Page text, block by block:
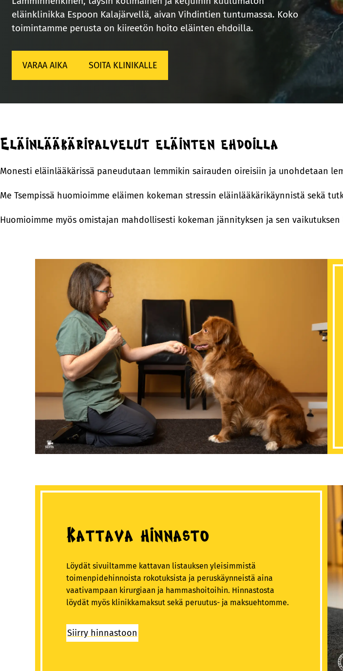
eläinklinikka Espoon Kalajärvellä, aivan Vihdintien tuntumassa. Koko
toimintamme perusta on kiireetön hoito eläinten ehdoilla.
VARAA AIKA SOITA KLINIKALLE
Eläinlääkäripalvelut eläinten ehdoilla
Monesti eläinlääkärissä paneudutaan lemmikin sairauden oireisiin ja unohdetaan
Me Tsempissä huomioimme eläimen kokeman stressin eläinlääkärikäynnistä sekä
Huomioimme myös omistajan mahdollisesti kokeman jännityksen ja sen
Kattava hinnasto
Löydät sivuiltamme kattavan listauksen yleisimmistä
toimenpidehinnoista rokotuksista ja peruskäynneistä aina
vaativampaan kirurgiaan ja hammashoitoihin. Hinnastosta
löydät myös klinikkamaksut sekä peruutus- ja maksuehtomme.
Siirry hinnastoon